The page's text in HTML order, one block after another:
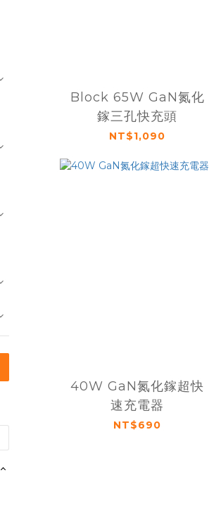
Block 65W GaN氮化
鎵三孔快充頭
NT$1,090
40W GaN氮化鎵超快
速充電器
NT$690